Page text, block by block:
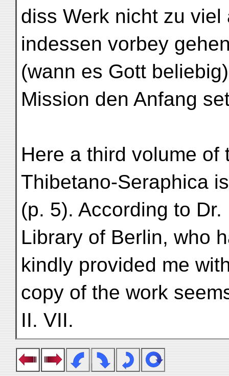
diss Werk nicht zu
indessen vorbey
(wann es Gott
Mission den Anfang
Here a third volume of
Thibetano-Seraphica
(p. 5). According to
Library of Berlin, who
kindly provided me
copy of the work
II. VII.